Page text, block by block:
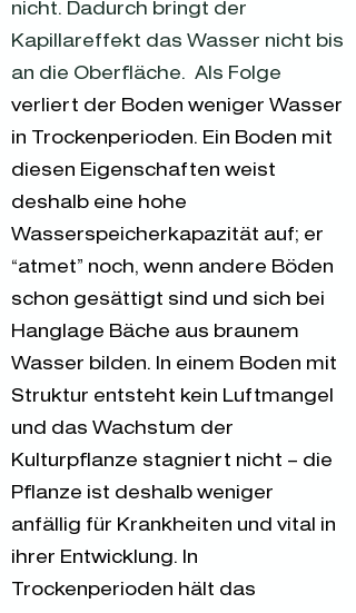
nicht. Dadurch bringt der
Kapillareffekt das Wasser nicht bis
an die Oberfläche. Als Folge
verliert der Boden weniger Wasser
in Trockenperioden. Ein Boden mit
diesen Eigenschaften weist
deshalb eine hohe
Wasserspeicherkapazität auf; er
„atmet“ noch, wenn andere Böden
schon gesättigt sind und sich bei
Hanglage Bäche aus braunem
Wasser bilden. In einem Boden mit
Struktur entsteht kein Luftmangel
und das Wachstum der
Kulturpflanze stagniert nicht – die
Pflanze ist deshalb weniger
anfällig für Krankheiten und vital in
ihrer Entwicklung. In
Trockenperioden hält das